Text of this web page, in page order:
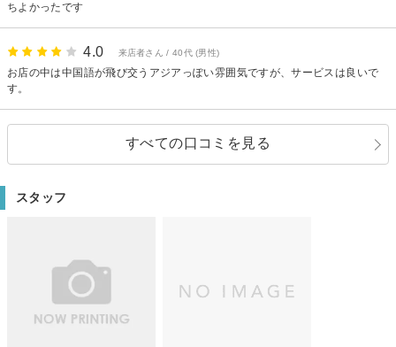
ちよかったです
4.0 来店者さん / 40代 (男性)
お店の中は中国語が飛び交うアジアっぽい雰囲気ですが、サービスは良いで
す。
すべての口コミを見る
スタッフ